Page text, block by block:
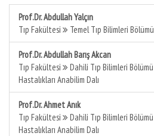
Prof.Dr. Abdullah Yalçın
Tıp Fakültesi
Temel Tıp Bilimleri Bölümü
Prof.Dr. Abdullah Barış Akcan
Tıp Fakültesi
Dahili Tıp Bilimleri Bölümü
Hastalıkları Anabilim Dalı
Prof.Dr. Ahmet Anık
Tıp Fakültesi
Dahili Tıp Bilimleri Bölümü
Hastalıkları Anabilim Dalı